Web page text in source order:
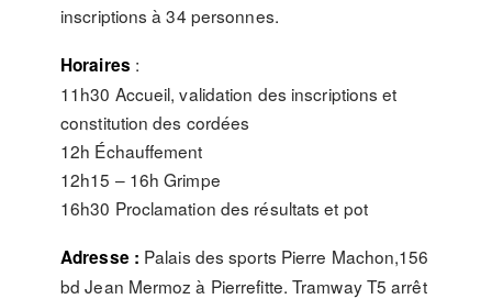
inscriptions à 34 personnes.
Horaires :
11h30 Accueil, validation des inscriptions et
constitution des cordées
12h Échauffement
12h15 – 16h Grimpe
16h30 Proclamation des résultats et pot
Adresse : Palais des sports Pierre Machon,156
bd Jean Mermoz à Pierrefitte. Tramway T5 arrêt